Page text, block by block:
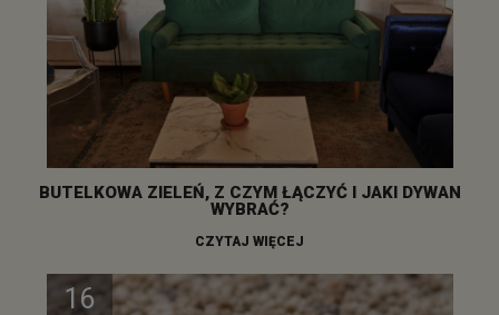
BUTELKOWA ZIELEŃ, Z CZYM ŁĄCZYĆ I JAKI DYWAN
WYBRAĆ?
CZYTAJ WIĘCEJ
16